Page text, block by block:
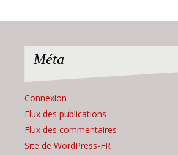
Méta
Connexion
Flux des publications
Flux des commentaires
Site de WordPress-FR